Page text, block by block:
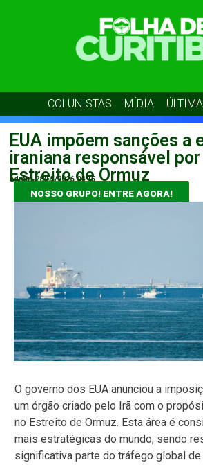
COLUNISTAS MÍDIA
EUA impõem sanções a
iraniana responsável
Estreito de Ormuz
admin 28/05/2026 04:15
NOSSO GRUPO! ENTRE AGORA!
O governo dos EUA anunciou a
um órgão criado pelo Irã com o
no Estreito de Ormuz. Esta área é
mais estratégicas do mundo, sendo
significativa parte do tráfego global